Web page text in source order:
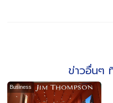
ข่าวอื่นๆ
Business